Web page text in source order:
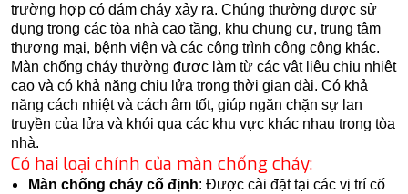
trường hợp có đám cháy xảy ra. Chúng thường được sử
dụng trong các tòa nhà cao tầng, khu chung cư, trung tâm
thương mại, bệnh viện và các công trình công cộng khác.
Màn chống cháy thường được làm từ các vật liệu chịu nhiệt
cao và có khả năng chịu lửa trong thời gian dài. Có khả
năng cách nhiệt và cách âm tốt, giúp ngăn chặn sự lan
truyền của lửa và khói qua các khu vực khác nhau trong tòa
nhà.
Có hai loại chính của màn chống cháy:
Màn chống cháy cố định: Được cài đặt tại các vị trí cố